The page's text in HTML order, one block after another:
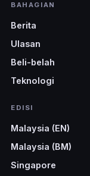
BAHAGIAN
Berita
Ulasan
Beli-belah
Teknologi
EDISI
Malaysia (EN)
Malaysia (BM)
Singapore